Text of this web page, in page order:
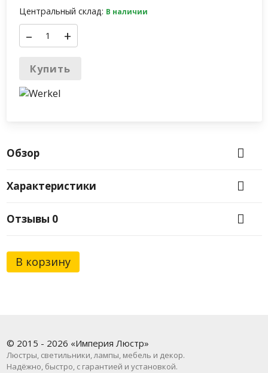
Центральный склад: В наличии
– +
Купить
Обзор
Характеристики
Отзывы 0
В корзину
© 2015 - 2026 «Империя Люстр»
Люстры, светильники, лампы, мебель и декор.
Надёжно, быстро, с гарантией и установкой.